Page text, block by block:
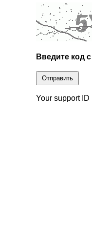
Введите код
Отправить
Your support